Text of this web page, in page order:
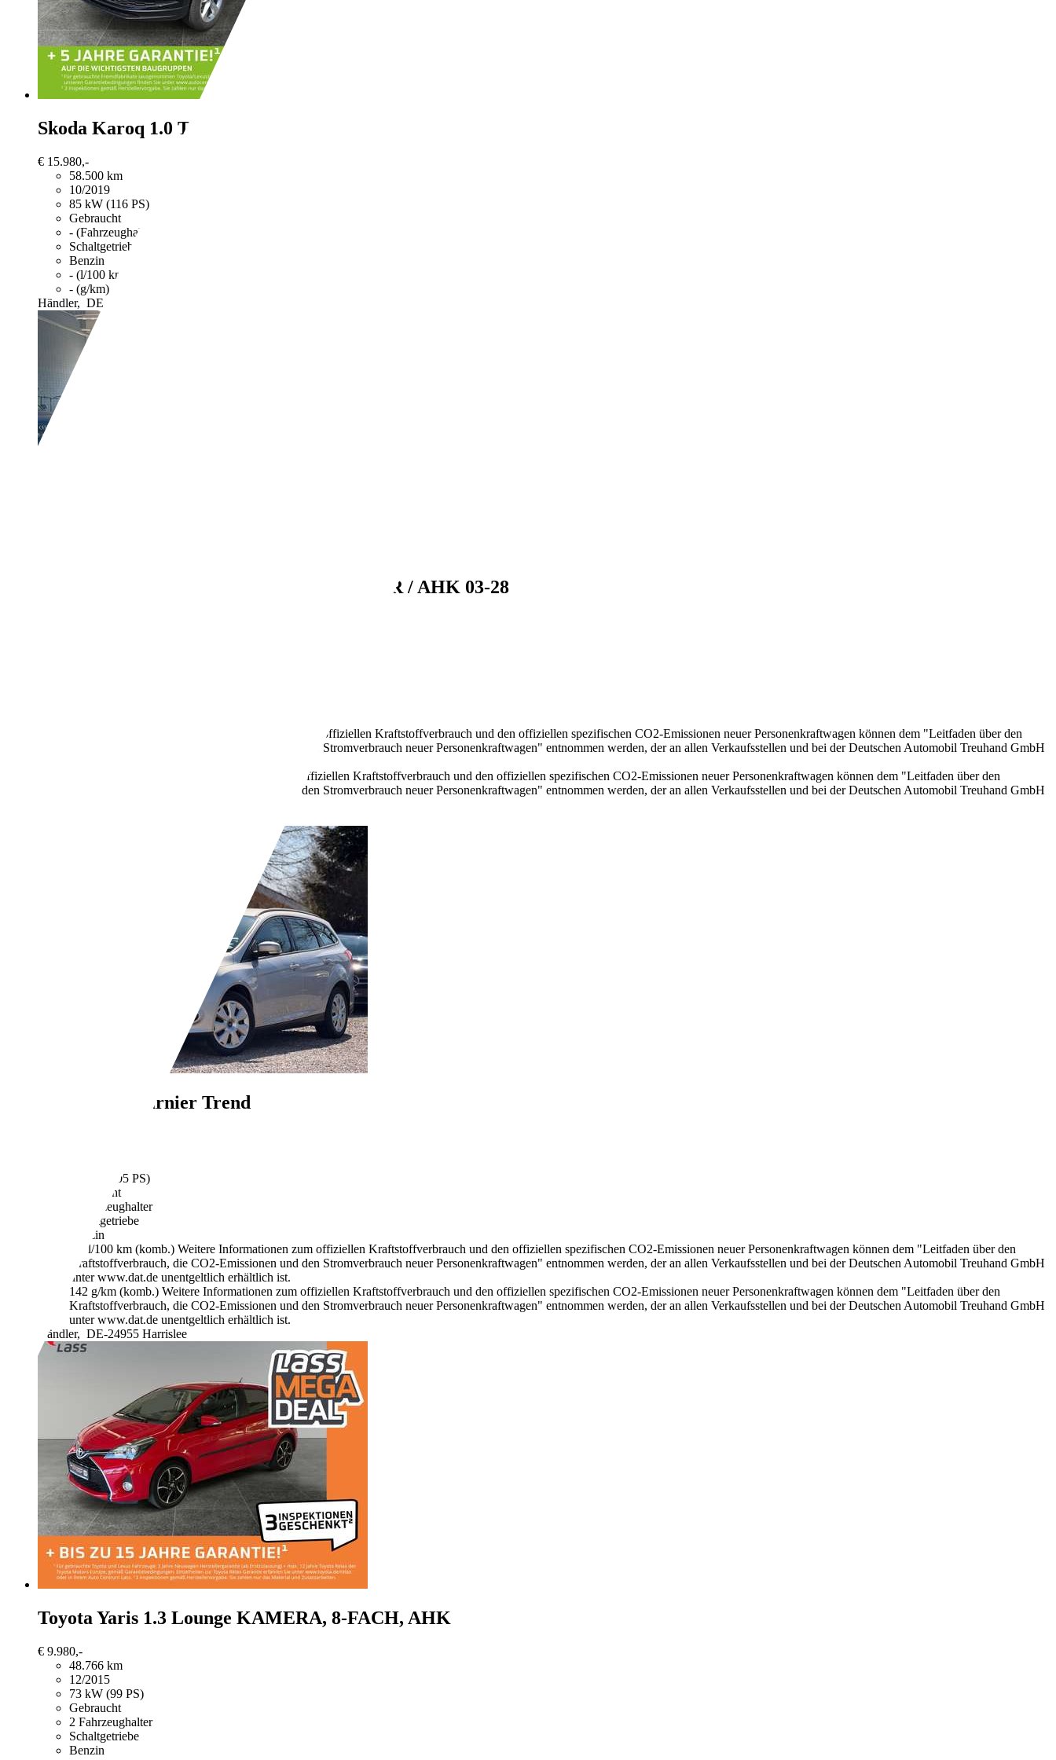
Skoda Karoq 1.0 TSI Soleil SHZ+2xKlima+4xSHZ+KlimaA+LM
€ 15.980,-
58.500 km
10/2019
85 kW (116 PS)
Gebraucht
- (Fahrzeughalter)
Schaltgetriebe
Benzin
- (l/100 km)
- (g/km)
Händler, DE-25813 Husum
3.0 TDI quattro / AUTO / 7.SITZER / AHK 03-28
Weitere Informationen zum offiziellen Kraftstoffverbrauch und den offiziellen spezifischen CO2-Emissionen neuer Personenkraftwagen können dem "Leitfaden über den
Kraftstoffverbrauch, die CO2-Emissionen und den Stromverbrauch neuer Personenkraftwagen" entnommen werden, der an allen Verkaufsstellen und bei der Deutschen Automobil Treuhand GmbH
Weitere Informationen zum offiziellen Kraftstoffverbrauch und den offiziellen spezifischen CO2-Emissionen neuer Personenkraftwagen können dem "Leitfaden über den
Kraftstoffverbrauch, die CO2-Emissionen und den Stromverbrauch neuer Personenkraftwagen" entnommen werden, der an allen Verkaufsstellen und bei der Deutschen Automobil Treuhand GmbH
Turnier Trend
77 kW (105 PS)
Gebraucht
1 Fahrzeughalter
Schaltgetriebe
Benzin
6,0 l/100 km (komb.) Weitere Informationen zum offiziellen Kraftstoffverbrauch und den offiziellen spezifischen CO2-Emissionen neuer Personenkraftwagen können dem "Leitfaden über den
Kraftstoffverbrauch, die CO2-Emissionen und den Stromverbrauch neuer Personenkraftwagen" entnommen werden, der an allen Verkaufsstellen und bei der Deutschen Automobil Treuhand GmbH
unter www.dat.de unentgeltlich erhältlich ist.
142 g/km (komb.) Weitere Informationen zum offiziellen Kraftstoffverbrauch und den offiziellen spezifischen CO2-Emissionen neuer Personenkraftwagen können dem "Leitfaden über den
Kraftstoffverbrauch, die CO2-Emissionen und den Stromverbrauch neuer Personenkraftwagen" entnommen werden, der an allen Verkaufsstellen und bei der Deutschen Automobil Treuhand GmbH
unter www.dat.de unentgeltlich erhältlich ist.
Händler, DE-24955 Harrislee
Toyota Yaris 1.3 Lounge KAMERA, 8-FACH, AHK
€ 9.980,-
48.766 km
12/2015
73 kW (99 PS)
Gebraucht
2 Fahrzeughalter
Schaltgetriebe
Benzin